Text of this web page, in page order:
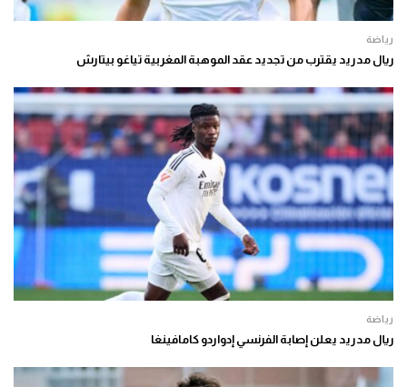
رياضة
ريال مدريد يقترب من تجديد عقد الموهبة المغربية تياغو بيتارش
رياضة
ريال مدريد يعلن إصابة الفرنسي إدواردو كامافينغا